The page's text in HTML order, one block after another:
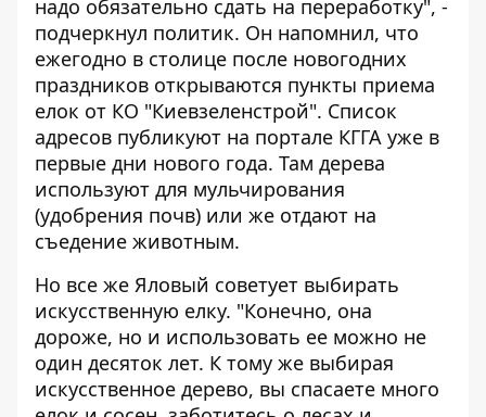
надо обязательно сдать на переработку", -
подчеркнул политик. Он напомнил, что
ежегодно в столице после новогодних
праздников открываются пункты приема
елок от КО "Киевзеленстрой". Список
адресов публикуют на портале КГГА уже в
первые дни нового года. Там дерева
используют для мульчирования
(удобрения почв) или же отдают на
съедение животным.
Но все же Яловый советует выбирать
искусственную елку. "Конечно, она
дороже, но и использовать ее можно не
один десяток лет. К тому же выбирая
искусственное дерево, вы спасаете много